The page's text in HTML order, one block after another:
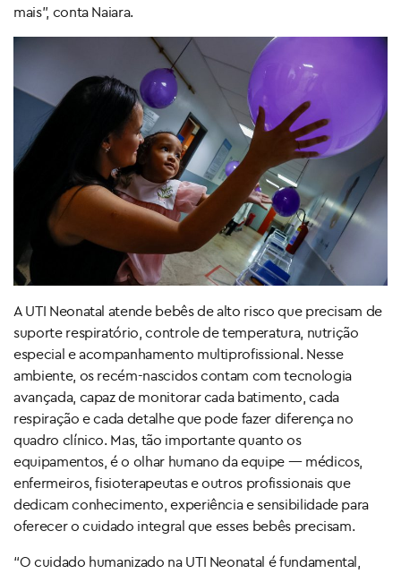
mais”, conta Naiara.
A UTI Neonatal atende bebês de alto risco que precisam de
suporte respiratório, controle de temperatura, nutrição
especial e acompanhamento multiprofissional. Nesse
ambiente, os recém-nascidos contam com tecnologia
avançada, capaz de monitorar cada batimento, cada
respiração e cada detalhe que pode fazer diferença no
quadro clínico. Mas, tão importante quanto os
equipamentos, é o olhar humano da equipe — médicos,
enfermeiros, fisioterapeutas e outros profissionais que
dedicam conhecimento, experiência e sensibilidade para
oferecer o cuidado integral que esses bebês precisam.
“O cuidado humanizado na UTI Neonatal é fundamental,